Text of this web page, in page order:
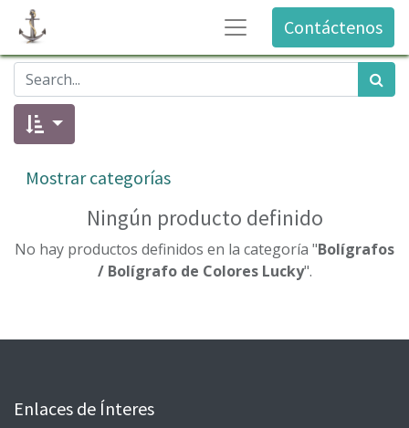
Contáctenos
Mostrar categorías
Ningún producto definido
No hay productos definidos en la categoría "Bolígrafos
/ Bolígrafo de Colores Lucky".
Enlaces de Ínteres